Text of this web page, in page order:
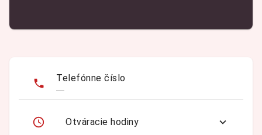
Telefónne číslo
—
Otváracie hodiny